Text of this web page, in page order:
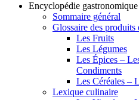
Encyclopédie gastronomique
Sommaire général
Glossaire des produits
Les Fruits
Les Légumes
Les Épices –
Condiments
Les Céréales –
Lexique culinaire